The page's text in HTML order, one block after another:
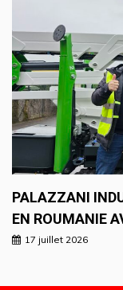
PALAZZANI
EN ROUMANIE
17 juillet 2026